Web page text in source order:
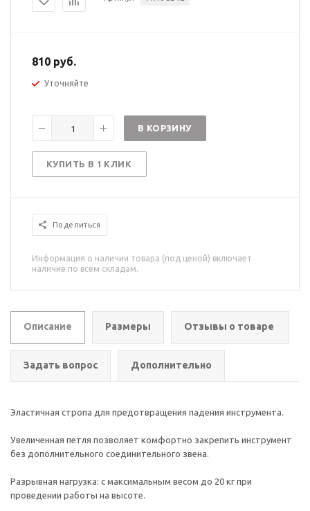
810 руб.
Уточняйте
В КОРЗИНУ
КУПИТЬ В 1 КЛИК
Поделиться
Информация о наличии товара (под ценой) включает
наличие по всем складам.
Описание Размеры Отзывы о товаре
Задать вопрос Дополнительно
Эластичная стропа для предотвращения падения инструмента.
Увеличенная петля позволяет комфортно закрепить инструмент
без дополнительного соединительного звена.
Разрывная нагрузка: с максимальным весом до 20 кг при
проведении работы на высоте.